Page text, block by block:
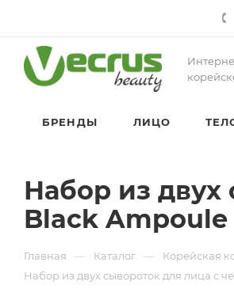
БРЕНДЫ ЛИЦО
Набор из двух
Black
Главная — Каталог — Корейская
Набор из двух сывороток для лица с